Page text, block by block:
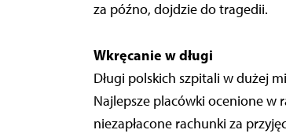
za późno, dojdzie do tragedii.
Wkręcanie w długi
Długi polskich szpitali w dużej
Najlepsze placówki ocenione w
niezapłacone rachunki za